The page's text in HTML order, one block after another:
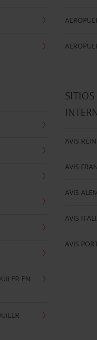
EN
AVIS
AVIS
AVIS
AVIS
AVIS